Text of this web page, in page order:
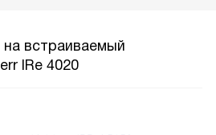
встраиваемый
IRe 4020